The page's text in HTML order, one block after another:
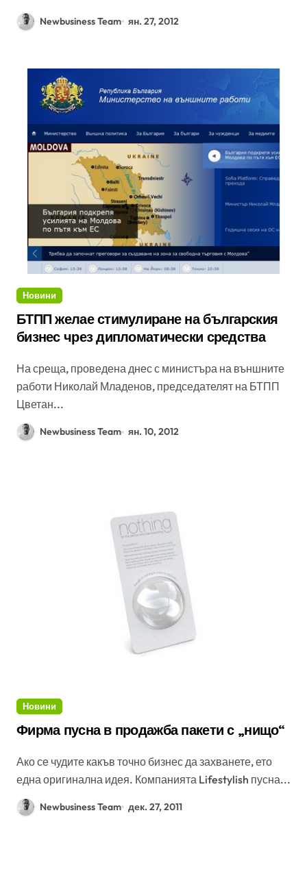
Newbusiness Team ян. 27, 2012
Новини
БТПП желае стимулиране на българския
бизнес чрез дипломатически средства
На среща, проведена днес с министъра на външните
работи Николай Младенов, председателят на БТПП
Цветан...
Newbusiness Team ян. 10, 2012
Новини
Фирма пусна в продажба пакети с „нищо“
Ако се чудите какъв точно бизнес да захванете, ето
една оригинална идея. Компанията Lifestylish пусна...
Newbusiness Team дек. 27, 2011